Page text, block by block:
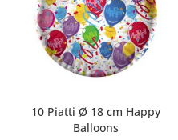
10 Piatti Ø 18 cm Happy
Balloons